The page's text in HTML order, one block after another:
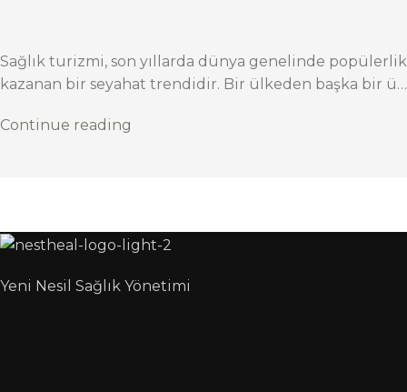
Sağlık turizmi, son yıllarda dünya genelinde popülerlik
kazanan bir seyahat trendidir. Bir ülkeden başka bir ü…
Continue reading
Yeni Nesil Sağlık Yönetimi